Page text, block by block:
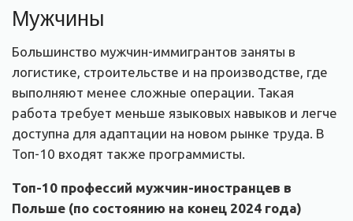
Мужчины
Большинство мужчин-иммигрантов заняты в
логистике, строительстве и на производстве, где
выполняют менее сложные операции. Такая
работа требует меньше языковых навыков и легче
доступна для адаптации на новом рынке труда. В
Топ-10 входят также программисты.
Топ-10 профессий мужчин-иностранцев в
Польше (по состоянию на конец 2024 года)